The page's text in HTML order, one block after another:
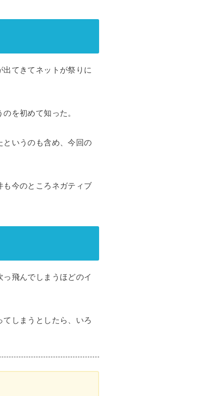
てきてネットが祭りに
を初めて知った。
というのも含め、今回の
今のところネガティブ
飛んでしまうほどのイ
しまうとしたら、いろ